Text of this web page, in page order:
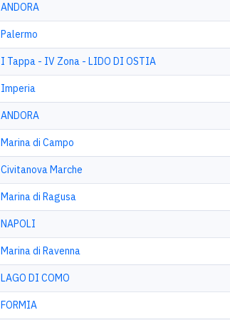
ANDORA
Palermo
I Tappa - IV Zona - LIDO DI OSTIA
Imperia
ANDORA
Marina di Campo
Civitanova Marche
Marina di Ragusa
NAPOLI
Marina di Ravenna
LAGO DI COMO
FORMIA